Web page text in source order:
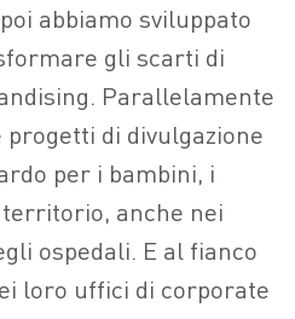
abbiamo sviluppato
gli scarti di
Parallelamente
di divulgazione
per i bambini, i
anche nei
ospedali. E al fianco
loro uffici di corporate